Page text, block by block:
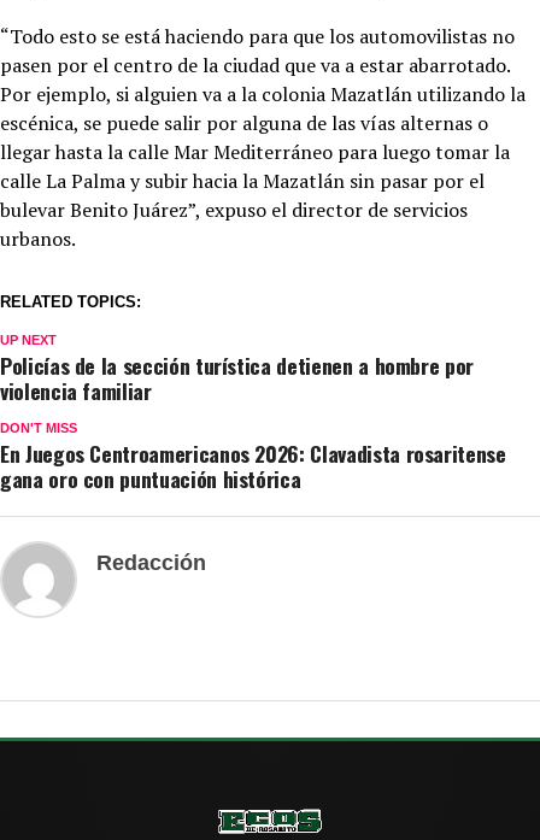
“Todo esto se está haciendo para que los automovilistas no
pasen por el centro de la ciudad que va a estar abarrotado.
Por ejemplo, si alguien va a la colonia Mazatlán utilizando la
escénica, se puede salir por alguna de las vías alternas o
llegar hasta la calle Mar Mediterráneo para luego tomar la
calle La Palma y subir hacia la Mazatlán sin pasar por el
bulevar Benito Juárez”, expuso el director de servicios
urbanos.
RELATED TOPICS:
UP NEXT
Policías de la sección turística detienen a hombre por
violencia familiar
DON'T MISS
En Juegos Centroamericanos 2026: Clavadista rosaritense
gana oro con puntuación histórica
Redacción